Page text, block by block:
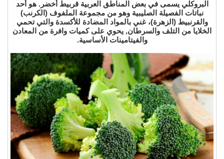
البروكلي يسمى في بعض المناطق العربية قربيط أخضر. هو أحد
نباتات الفصيلة الصليبية وهو من مجموعة الملفوف (الكرنب)
والقرنبيط (الزهرة)، غني بالمواد المضادة للأكسدة والتي تحمي
الخلايا من التلف والسرطان, يحوي على كميات وافرة من المعادن
والفيتامينات الأساسية.